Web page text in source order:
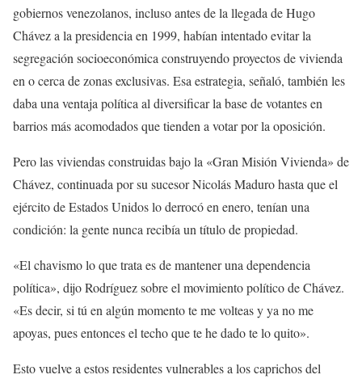
gobiernos venezolanos, incluso antes de la llegada de Hugo
Chávez a la presidencia en 1999, habían intentado evitar la
segregación socioeconómica construyendo proyectos de vivienda
en o cerca de zonas exclusivas. Esa estrategia, señaló, también les
daba una ventaja política al diversificar la base de votantes en
barrios más acomodados que tienden a votar por la oposición.
Pero las viviendas construidas bajo la «Gran Misión Vivienda» de
Chávez, continuada por su sucesor Nicolás Maduro hasta que el
ejército de Estados Unidos lo derrocó en enero, tenían una
condición: la gente nunca recibía un título de propiedad.
«El chavismo lo que trata es de mantener una dependencia
política», dijo Rodríguez sobre el movimiento político de Chávez.
«Es decir, si tú en algún momento te me volteas y ya no me
apoyas, pues entonces el techo que te he dado te lo quito».
Esto vuelve a estos residentes vulnerables a los caprichos del